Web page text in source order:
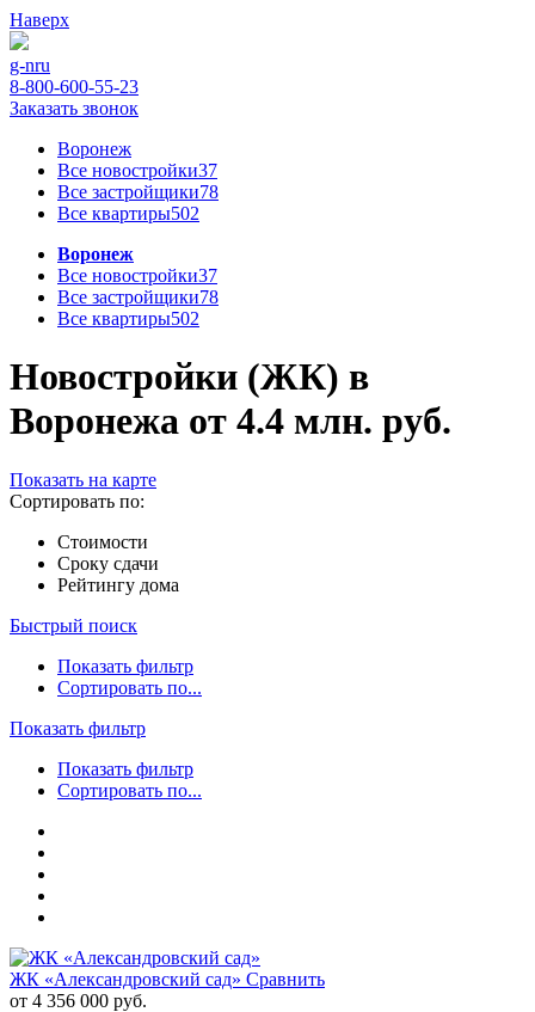
Наверх
g-nru
8-800-600-55-23
Заказать звонок
Воронеж
Все новостройки37
Все застройщики78
Все квартиры502
Воронеж
Все новостройки37
Все застройщики78
Все квартиры502
Новостройки (ЖК) в
Воронежа от 4.4 млн. руб.
Показать на карте
Сортировать по:
Стоимости
Сроку сдачи
Рейтингу дома
Быстрый поиск
Показать фильтр
Сортировать по...
Показать фильтр
Показать фильтр
Сортировать по...
ЖК «Александровский сад» Сравнить
от 4 356 000 руб.